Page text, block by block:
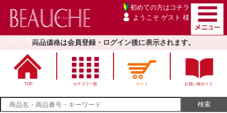
エステ用品卸売サイト
初めての方は コチラ
ようこそ ゲスト 様
商品価格は会員登録・ログイン後に表示されます。
TOP カテゴリ一覧 カート お買い物ガイド